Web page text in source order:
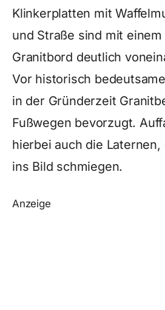
Klinkerplatten mit
und Straße sind mit
Granitbord deutlich
Vor historisch
in der Gründerzeit
Fußwegen bevorzugt.
hierbei auch die
ins Bild schmiegen.
Anzeige